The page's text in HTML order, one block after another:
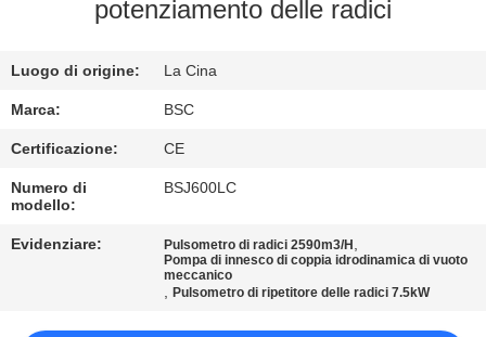
CONTROLLO
QUALITÀ
CONTATTACI
CHIEDI UN
PREVENTIVO
potenziamento delle radici
Luogo di origine: La Cina
Marca: BSC
Certificazione: CE
Numero di
modello:
BSJ600LC
Evidenziare: Pulsometro di radici 2590m3/H ,
Pompa di innesco di coppia idrodinamica di vuoto
meccanico
,Pulsometro di ripetitore delle radici 7.5kW